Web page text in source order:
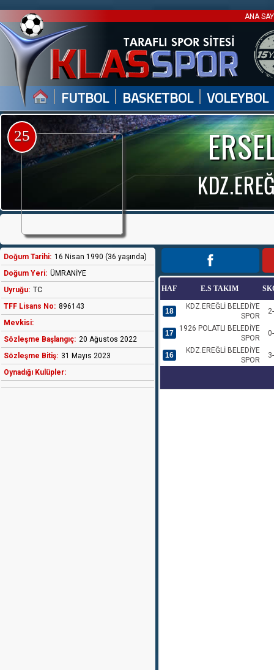
ANA
| FUTBOL | BASKETBOL | VOLEYBOL
25
Doğum Tarihi: 16 Nisan 1990 (36 yaşında)
Doğum Yeri: ÜMRANİYE
Uyruğu: TC
TFF Lisans No: 896143
Mevkisi:
Sözleşme Başlangıç: 20 Ağustos 2022
Sözleşme Bitiş: 31 Mayıs 2023
Oynadığı Kulüpler:
HAF E.S TAKIM
18
KDZ.EREĞLİ BELEDİYE
SPOR
17
1926 POLATLI BELEDİYE
SPOR
16
KDZ.EREĞLİ BELEDİYE
SPOR